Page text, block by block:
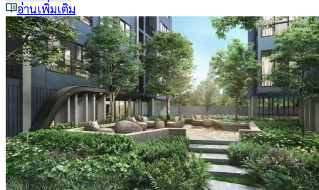
อ่านเพิ่มเติม